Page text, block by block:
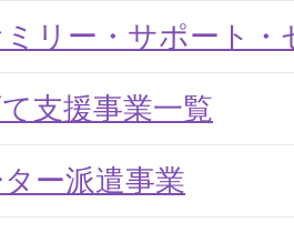
リー・サポート・
支援事業一覧
ー派遣事業